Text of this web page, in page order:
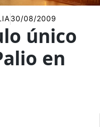
30/08/2009
único
en